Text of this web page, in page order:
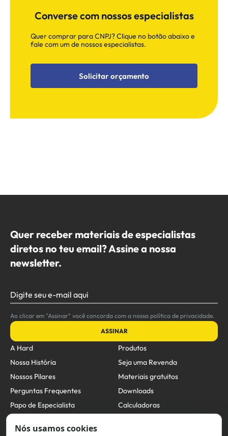
Converse com nossos especialistas
Quer comprar para CNPJ? Clique no botão abaixo e
fale com um de nossos especialistas.
Solicitar orçamento
Quer receber materiais de especialistas
diretos no teu email? Assine a nossa
newsletter.
Digite seu e-mail aqui
Ao clicar em "Assinar" você concorda com a nossa política de privacidade.
ASSINAR
A Hard
Nossa História
Nossos Pilares
Perguntas Frequentes
Papo de Especialista
Contato
Produtos
Seja uma Revenda
Materiais gratuitos
Downloads
Calculadoras